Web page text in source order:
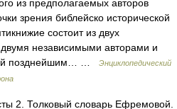
из предполагаемых авторов
зрения библейско исторической
состоит из двух
независимыми авторами и
позднейшим… …
Энциклопедический
2. Толковый словарь Ефремовой.